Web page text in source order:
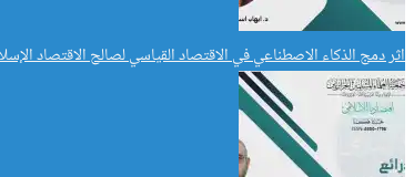
اثر دمج الذكاء الاصطناعي في الاقتصاد القياسي لصالح الاقتصاد